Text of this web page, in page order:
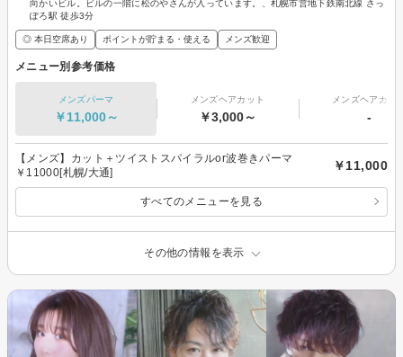
向かいビル。ビルの一階に松のやさんが入っています。、札幌市営地下鉄南北線 さっ
ぽろ駅 徒歩3分
◎ 本日空席あり ポイントが貯まる・使える メンズ歓迎
メニュー別参考価格
メンズパーマ
￥11,000～
メンズヘアカット
￥3,000～
メンズヘアカラ
-
【メンズ】カット＋ツイストスパイラルor波巻きパーマ
￥11000[札幌/大通]
￥11,000
すべてのメニューを見る
その他の情報を表示